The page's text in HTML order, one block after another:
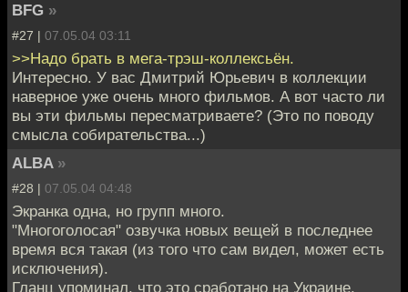
BFG »
#27 | 07.05.04 03:11
>>Надо брать в мега-трэш-коллексьён.
Интересно. У вас Дмитрий Юрьевич в коллекции
наверное уже очень много фильмов. А вот часто ли
вы эти фильмы пересматриваете? (Это по поводу
смысла собирательства...)
ALBA »
#28 | 07.05.04 04:48
Экранка одна, но групп много.
"Многоголосая" озвучка новых вещей в последнее
время вся такая (из того что сам видел, может есть
исключения).
Гланц упоминал, что это сработано на Украине.